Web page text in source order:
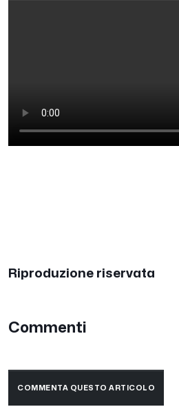
Riproduzione riservata
Commenti
COMMENTA QUESTO ARTICOLO